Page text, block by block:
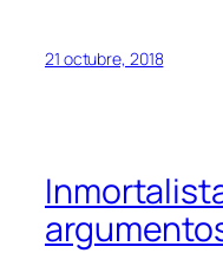
21 octubre, 2018